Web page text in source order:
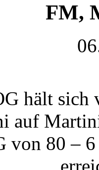
FM,
hält sich
auf
80 –